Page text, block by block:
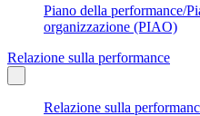
Piano della performance/
organizzazione (PIAO)
Relazione sulla performance
Relazione sulla